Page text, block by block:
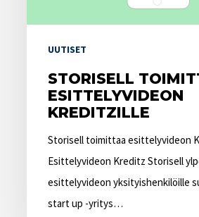
UUTISET
STORISELL
ESITTELYVIDEON
KREDITZILLE
Storisell toimittaa esittelyvideon
Esittelyvideon Kreditz Storisell
esittelyvideon yksityishenkilöille
start up -yritys…